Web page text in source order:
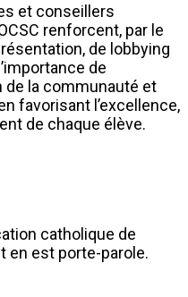
et conseillers
renforcent, par le
de lobbying
de
de la communauté et
favorisant l’excellence,
de chaque élève.
catholique de
en est porte-parole.